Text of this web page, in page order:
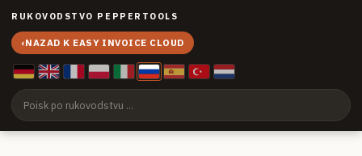
RUKOVODSTVO PEPPERTOOLS
‹NAZAD K EASY INVOICE CLOUD